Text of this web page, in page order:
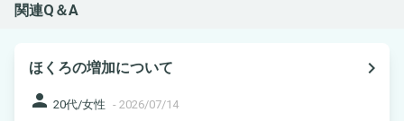
関連Q＆A
ほくろの増加について
navigate_next
person 20代/女性 - 2026/07/14